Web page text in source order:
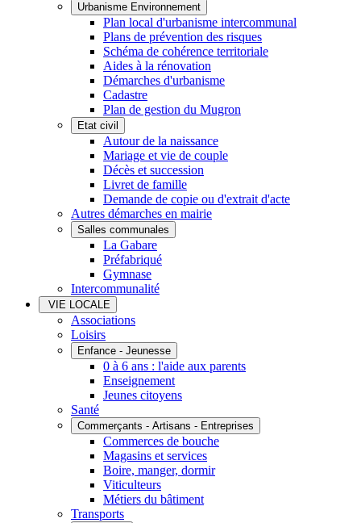
Urbanisme Environnement
Plan local d'urbanisme intercommunal
Plans de prévention des risques
Schéma de cohérence territoriale
Aides à la rénovation
Démarches d'urbanisme
Cadastre
Plan de gestion du Mugron
Etat civil
Autour de la naissance
Mariage et vie de couple
Décès et succession
Livret de famille
Demande de copie ou d'extrait d'acte
Autres démarches en mairie
Salles communales
La Gabare
Préfabriqué
Gymnase
Intercommunalité
VIE LOCALE
Associations
Loisirs
Enfance - Jeunesse
0 à 6 ans : l'aide aux parents
Enseignement
Jeunes citoyens
Santé
Commerçants - Artisans - Entreprises
Commerces de bouche
Magasins et services
Boire, manger, dormir
Viticulteurs
Métiers du bâtiment
Transports